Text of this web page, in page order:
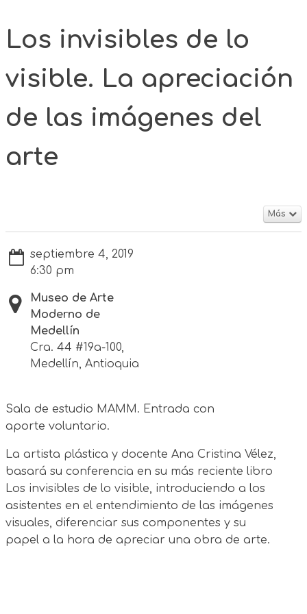
Los invisibles de lo
visible. La apreciación
de las imágenes del
arte
Más
septiembre 4, 2019
6:30 pm
Museo de Arte
Moderno de
Medellín
Cra. 44 #19a-100,
Medellín, Antioquia
Sala de estudio MAMM. Entrada con
aporte voluntario.
La artista plástica y docente Ana Cristina Vélez,
basará su conferencia en su más reciente libro
Los invisibles de lo visible, introduciendo a los
asistentes en el entendimiento de las imágenes
visuales, diferenciar sus componentes y su
papel a la hora de apreciar una obra de arte.